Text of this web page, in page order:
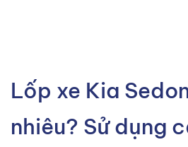
Lốp xe Kia
nhiêu? Sử dụng